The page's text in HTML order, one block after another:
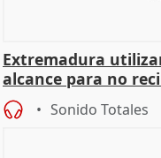
Extremadura
alcance para no
Sonido Totales